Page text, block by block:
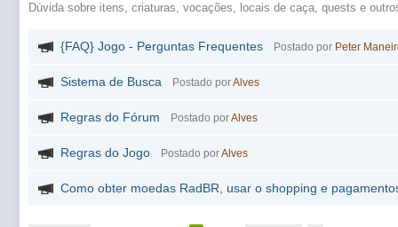
Dúvida sobre itens, criaturas, vocações, locais de caça, quests e
{FAQ} Jogo - Perguntas Frequentes Postado por Peter
Sistema de Busca Postado porAlves
Regras do Fórum Postado porAlves
Regras do Jogo Postado porAlves
Como obter moedas RadBR, usar o shopping e